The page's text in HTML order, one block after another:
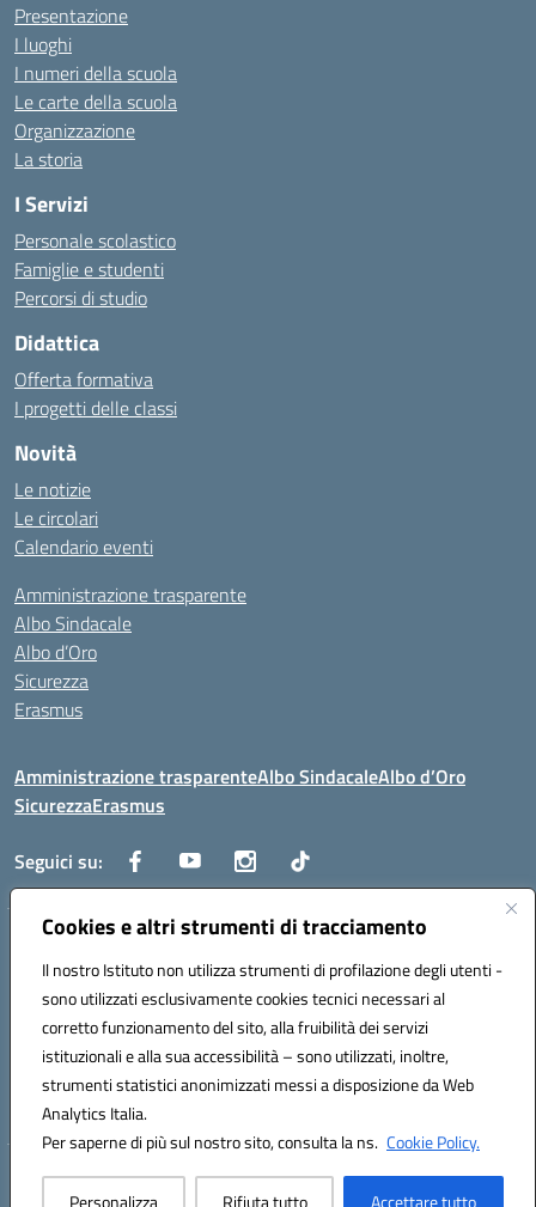
Cookies e altri strumenti di tracciamento
Il nostro Istituto non utilizza strumenti di profilazione degli utenti -
sono utilizzati esclusivamente cookies tecnici necessari al
corretto funzionamento del sito, alla fruibilità dei servizi
istituzionali e alla sua accessibilità – sono utilizzati, inoltre,
strumenti statistici anonimizzati messi a disposizione da Web
Analytics Italia.
Per saperne di più sul nostro sito, consulta la ns. Cookie Policy.
Personalizza Rifiuta tutto Accettare tutto
Presentazione
I luoghi
I numeri della scuola
Le carte della scuola
Organizzazione
La storia
I Servizi
Personale scolastico
Famiglie e studenti
Percorsi di studio
Didattica
Offerta formativa
I progetti delle classi
Novità
Le notizie
Le circolari
Calendario eventi
Amministrazione trasparente
Albo Sindacale
Albo d’Oro
Sicurezza
Erasmus
Amministrazione trasparenteAlbo SindacaleAlbo d’Oro
SicurezzaErasmus
Seguici su:
Centralino:0885.426034 Email:FGTD02000P@istruzione.it
Posta elettronica certificata (PEC):fgtd02000p@pec.istruzione.it
Codice fiscale: 81002930717
Codice meccanografico:FGTD02000P
Codice unico di fatturazione (CUF): UFUN7Y
Hosting & Powered by 3D Solution S.r.l.